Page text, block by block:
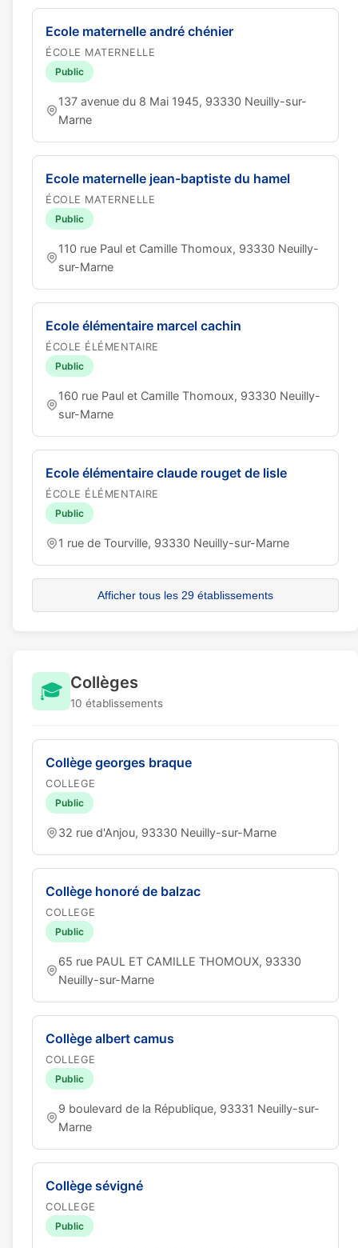
Ecole maternelle andré chénier
ÉCOLE MATERNELLE
Public
137 avenue du 8 Mai 1945, 93330 Neuilly-sur-
Marne
Ecole maternelle jean-baptiste du hamel
ÉCOLE MATERNELLE
Public
110 rue Paul et Camille Thomoux, 93330 Neuilly-
sur-Marne
Ecole élémentaire marcel cachin
ÉCOLE ÉLÉMENTAIRE
Public
160 rue Paul et Camille Thomoux, 93330 Neuilly-
sur-Marne
Ecole élémentaire claude rouget de lisle
ÉCOLE ÉLÉMENTAIRE
Public
1 rue de Tourville, 93330 Neuilly-sur-Marne
Afficher tous les 29 établissements
🎓 Collèges
10 établissements
Collège georges braque
COLLEGE
Public
32 rue d'Anjou, 93330 Neuilly-sur-Marne
Collège honoré de balzac
COLLEGE
Public
65 rue PAUL ET CAMILLE THOMOUX, 93330
Neuilly-sur-Marne
Collège albert camus
COLLEGE
Public
9 boulevard de la République, 93331 Neuilly-sur-
Marne
Collège sévigné
COLLEGE
Public